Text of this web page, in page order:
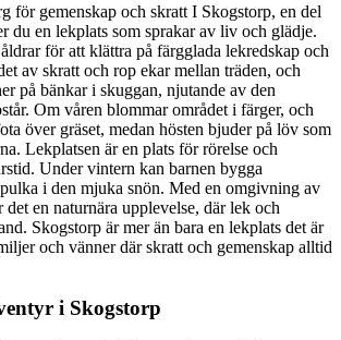
för gemenskap och skratt I Skogstorp, en del
du en lekplats som sprakar av liv och glädje.
för att klättra på färgglada lekredskap och
av skratt och rop ekar mellan träden, och
på bänkar i skuggan, njutande av den
Om våren blommar området i färger, och
över gräset, medan hösten bjuder på löv som
Lekplatsen är en plats för rörelse och
Under vintern kan barnen bygga
i den mjuka snön. Med en omgivning av
en naturnära upplevelse, där lek och
Skogstorp är mer än bara en lekplats det är
och vänner där skratt och gemenskap alltid
i Skogstorp